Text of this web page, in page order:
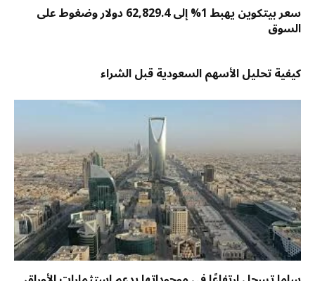
سعر بيتكوين يهبط 1% إلى 62,829.4 دولار وضغوط على
السوق
كيفية تحليل الأسهم السعودية قبل الشراء